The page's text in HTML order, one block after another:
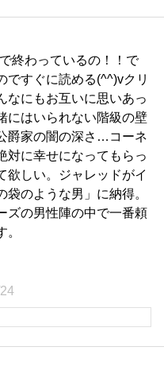
終わっているの！！で
ですぐに読める(^^)vクリ
なにもお互いに思いあっ
にはいられない階級の壁
爵家の闇の深さ…コーネ
対に幸せになってもらっ
欲しい。ジャレッドがイ
のような男」に納得。
ズの男性陣の中で一番頼